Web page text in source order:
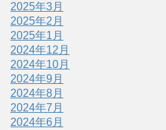
2025年3月
2025年2月
2025年1月
2024年12月
2024年10月
2024年9月
2024年8月
2024年7月
2024年6月